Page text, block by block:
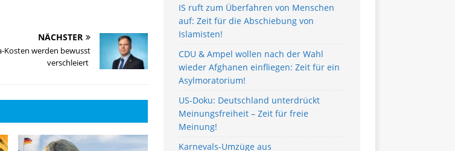
NÄCHSTER
Kosten werden bewusst
verschleiert
IS ruft zum Überfahren von Menschen
auf: Zeit für die Abschiebung von
Islamisten!
CDU & Ampel wollen nach der Wahl
wieder Afghanen einfliegen: Zeit für ein
Asylmoratorium!
US-Doku: Deutschland unterdrückt
Meinungsfreiheit – Zeit für freie
Meinung!
Karnevals-Umzüge aus